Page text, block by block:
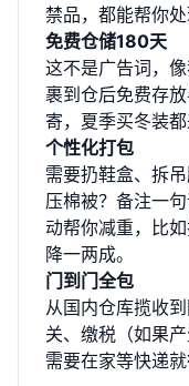
禁品，都能帮你处
免费仓储180天
这不是广告词，
裹到仓后免费存
寄，夏季买冬装都
个性化打包
需要扔鞋盒、拆
压棉被？备注一
动帮你减重，比
降一两成。
门到门全包
从国内仓库揽收
关、缴税（如果
需要在家等快递就